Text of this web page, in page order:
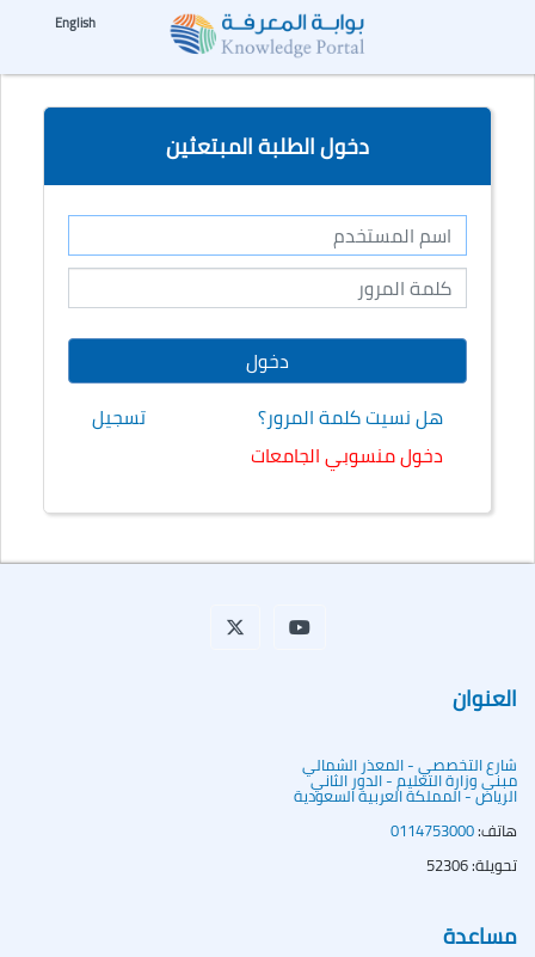
English
دخول الطلبة المبتعثين
تسجيل
هل نسيت كلمة المرور؟
دخول منسوبي الجامعات
العنوان
شارع التخصصي - المعذر الشمالي
مبنى وزارة التعليم - الدور الثاني
الرياض - المملكة العربية السعودية
هاتف:0114753000
تحويلة: 52306
مساعدة